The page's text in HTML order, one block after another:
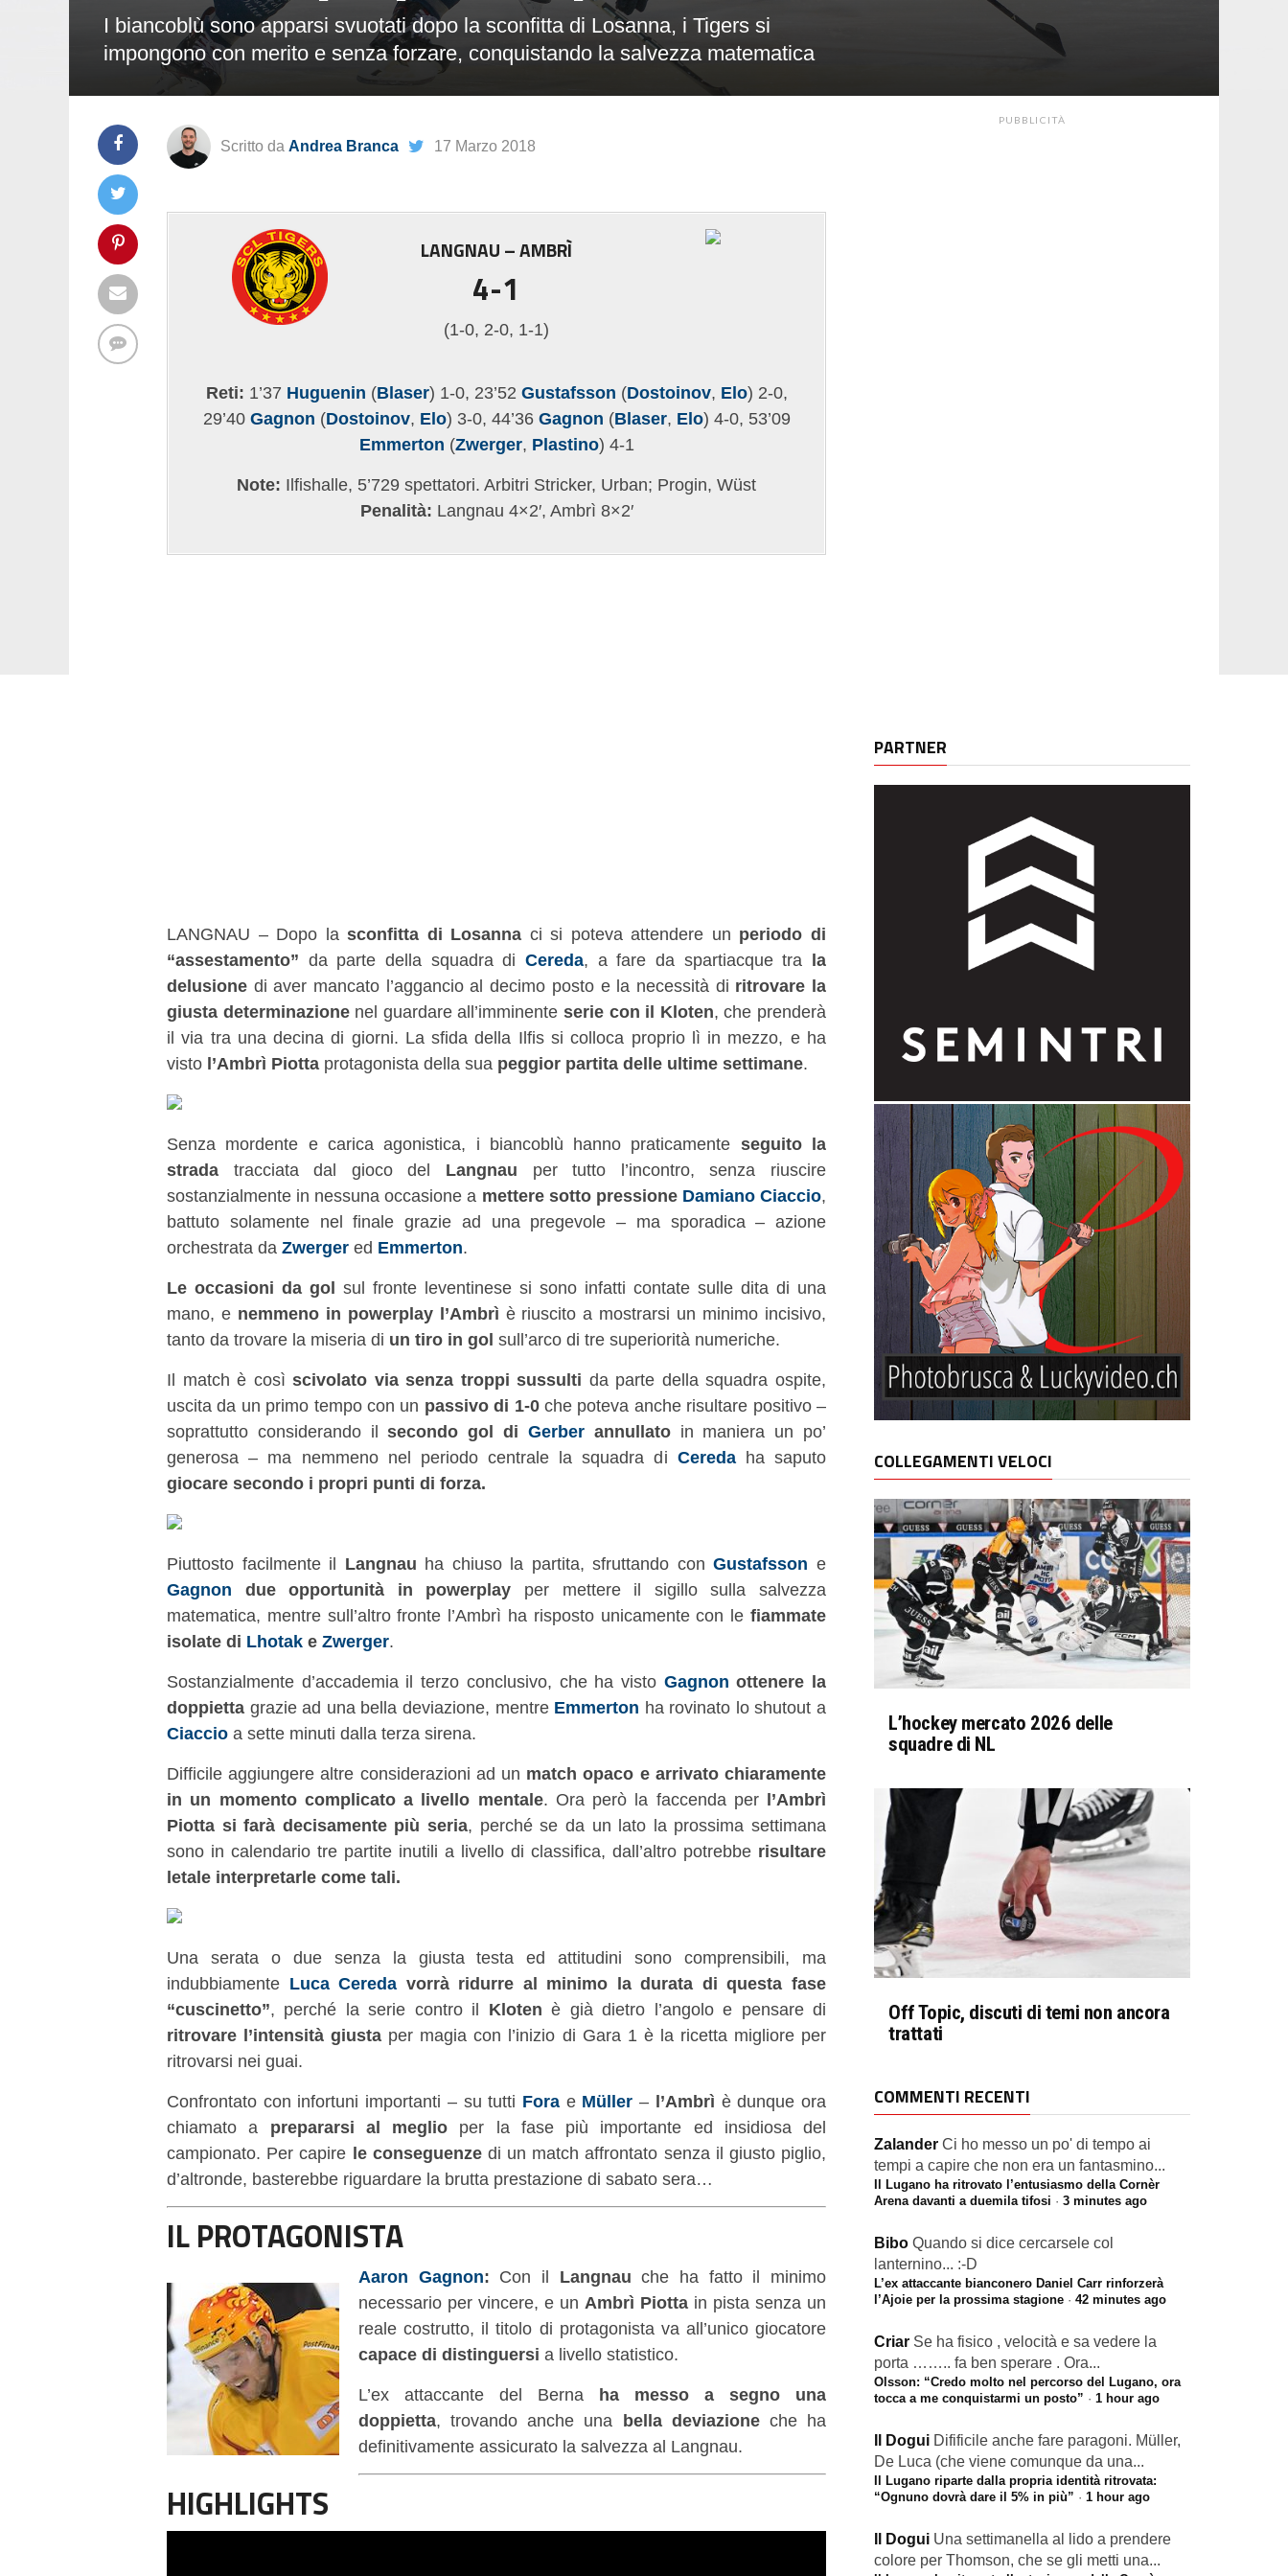
I biancoblù sono apparsi svuotati dopo la sconfitta di Losanna, i Tigers si
impongono con merito e senza forzare, conquistando la salvezza matematica
Scritto da Andrea Branca 17 Marzo 2018
LANGNAU – AMBRÌ
4-1
(1-0, 2-0, 1-1)
Reti: 1’37 Huguenin (Blaser) 1-0, 23’52 Gustafsson (Dostoinov, Elo) 2-0,
29’40 Gagnon (Dostoinov, Elo) 3-0, 44’36 Gagnon (Blaser, Elo) 4-0, 53’09
Emmerton (Zwerger, Plastino) 4-1
Note: Ilfishalle, 5’729 spettatori. Arbitri Stricker, Urban; Progin, Wüst
Penalità: Langnau 4×2′, Ambrì 8×2′
LANGNAU – Dopo lasconfitta di Losanna ci si poteva attendere un periodo di
“assestamento” da parte della squadra di Cereda, a fare da spartiacque tra la
delusione di aver mancato l’aggancio al decimo posto e la necessità di ritrovare la
giusta determinazionenel guardare all’imminenteserie con il Kloten, che prenderà
il via tra una decina di giorni. La sfida della Ilfis si colloca proprio lì in mezzo, e ha
visto l’Ambrì Piotta protagonista della sua peggior partita delle ultime settimane.
Senza mordente e carica agonistica, i biancoblù hanno praticamente seguito la
strada tracciata dal gioco del Langnau per tutto l’incontro, senza riuscire
sostanzialmente in nessuna occasione a mettere sotto pressione Damiano Ciaccio,
battuto solamente nel finale grazie ad una pregevole – ma sporadica – azione
orchestrata da Zwerger ed Emmerton.
Le occasioni da gol sul fronte leventinese si sono infatti contate sulle dita di una
mano, e nemmeno in powerplay l’Ambrì è riuscito a mostrarsi un minimo incisivo,
tanto da trovare la miseria di un tiro in gol sull’arco di tre superiorità numeriche.
Il match è cosìscivolato via senza troppi sussulti da parte della squadra ospite,
uscita da un primo tempo con un passivo di 1-0che poteva anche risultare positivo –
soprattutto considerando ilsecondo gol di Gerberannullatoin maniera un po’
generosa – ma nemmeno nel periodo centrale la squadra di Ceredaha saputo
giocare secondo i propri punti di forza.
Piuttosto facilmente il Langnau ha chiuso la partita, sfruttando conGustafsson e
Gagnon
due opportunità in powerplay per mettere il sigillo sulla salvezza
matematica, mentre sull’altro fronte l’Ambrì ha risposto unicamente con le fiammate
isolate di Lhotak e Zwerger.
Sostanzialmente d’accademia il terzo conclusivo, che ha visto Gagnon ottenere la
doppietta grazie ad una bella deviazione, mentre Emmerton ha rovinato lo shutout a
Ciaccio a sette minuti dalla terza sirena.
Difficile aggiungere altre considerazioni ad un match opaco e arrivato chiaramente
in un momento complicato a livello mentale. Ora però la faccenda per l’Ambrì
Piotta si farà decisamente più seria, perché se da un lato la prossima settimana
sono in calendario tre partite inutili a livello di classifica, dall’altro potrebbe risultare
letale interpretarle come tali.
Una serata o due senza la giusta testa ed attitudini sono comprensibili, ma
indubbiamente Luca Cereda vorrà ridurre al minimo la durata di questa fase
“cuscinetto”, perché la serie contro il Kloten è già dietro l’angolo e pensare di
ritrovare l’intensità giusta per magia con l’inizio di Gara 1 è la ricetta migliore per
ritrovarsi nei guai.
Confrontato con infortuni importanti – su tutti Fora e Müller – l’Ambrì è dunque ora
chiamato a prepararsi al meglio per la fase più importante ed insidiosa del
campionato. Per capire le conseguenzedi un match affrontato senza il giusto piglio,
d’altronde, basterebbe riguardare la brutta prestazione di sabato sera…
IL PROTAGONISTA
Aaron Gagnon: Con il Langnau che ha fatto il minimo
necessario per vincere, e un Ambrì Piotta in pista senza un
reale costrutto, il titolo di protagonista va all’unico giocatore
capace di distinguersi a livello statistico.
L’ex attaccante del Berna ha messo a segno una
doppietta, trovando anche una bella deviazioneche ha
definitivamente assicurato la salvezza al Langnau.
HIGHLIGHTS
PUBBLICITÀ
PARTNER
COLLEGAMENTI VELOCI
L’hockey mercato 2026 delle
squadre di NL
Off Topic, discuti di temi non ancora
trattati
COMMENTI RECENTI
Zalander Ci ho messo un po' di tempo ai
tempi a capire che non era un fantasmino...
Il Lugano ha ritrovato l’entusiasmo della Cornèr
Arena davanti a duemila tifosi · 3 minutes ago
Bibo Quando si dice cercarsele col
lanternino... :-D
L’ex attaccante bianconero Daniel Carr rinforzerà
l’Ajoie per la prossima stagione · 42 minutes ago
Criar Se ha fisico , velocità e sa vedere la
porta …….. fa ben sperare . Ora...
Olsson: “Credo molto nel percorso del Lugano, ora
tocca a me conquistarmi un posto” · 1 hour ago
Il Dogui Difificile anche fare paragoni. Müller,
De Luca (che viene comunque da una...
Il Lugano riparte dalla propria identità ritrovata:
“Ognuno dovrà dare il 5% in più” · 1 hour ago
Il Dogui Una settimanella al lido a prendere
colore per Thomson, che se gli metti una...